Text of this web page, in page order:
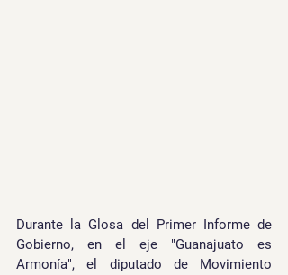
Durante la Glosa del Primer Informe de
Gobierno, en el eje "Guanajuato es
Armonía", el diputado de Movimiento